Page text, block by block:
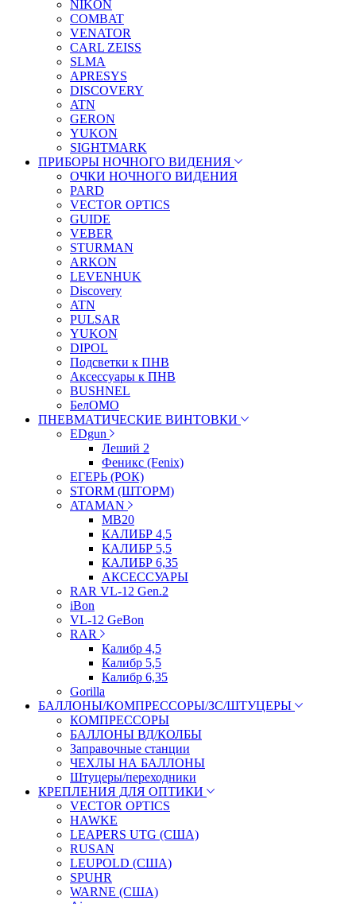
NIKON
COMBAT
VENATOR
CARL ZEISS
SLMA
APRESYS
DISCOVERY
ATN
GERON
YUKON
SIGHTMARK
ПРИБОРЫ НОЧНОГО ВИДЕНИЯ
ОЧКИ НОЧНОГО ВИДЕНИЯ
PARD
VECTOR OPTICS
GUIDE
VEBER
STURMAN
ARKON
LEVENHUK
Discovery
ATN
PULSAR
YUKON
DIPOL
Подсветки к ПНВ
Аксессуары к ПНВ
BUSHNEL
БелОМО
ПНЕВМАТИЧЕСКИЕ ВИНТОВКИ
EDgun
Леший 2
Феникс (Fenix)
ЕГЕРЬ (РОК)
STORM (ШТОРМ)
ATAMAN
МВ20
КАЛИБР 4,5
КАЛИБР 5,5
КАЛИБР 6,35
АКСЕССУАРЫ
RAR VL-12 Gen.2
iBon
VL-12 GeBon
RAR
Калибр 4,5
Калибр 5,5
Калибр 6,35
Gorilla
БАЛЛОНЫ/КОМПРЕССОРЫ/ЗС/ШТУЦЕРЫ
КОМПРЕССОРЫ
БАЛЛОНЫ ВД/КОЛБЫ
Заправочные станции
ЧЕХЛЫ НА БАЛЛОНЫ
Штуцеры/переходники
КРЕПЛЕНИЯ ДЛЯ ОПТИКИ
VECTOR OPTICS
HAWKE
LEAPERS UTG (США)
RUSAN
LEUPOLD (США)
SPUHR
WARNE (США)